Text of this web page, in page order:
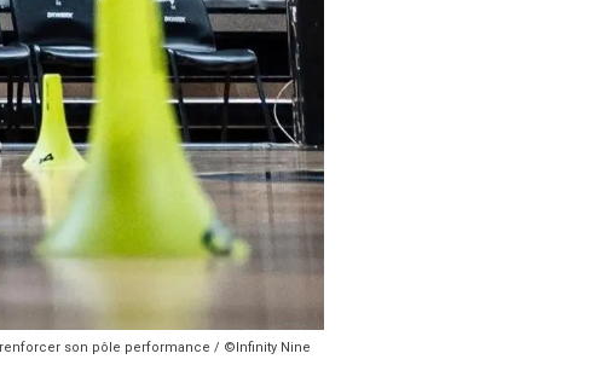
renforcer son pôle performance / ©Infinity Nine